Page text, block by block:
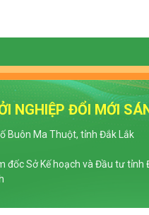
NGHIỆP ĐỔI MỚI
Buôn Ma Thuột, tỉnh Đắk Lắk
đốc Sở Kế hoạch và Đầu tư